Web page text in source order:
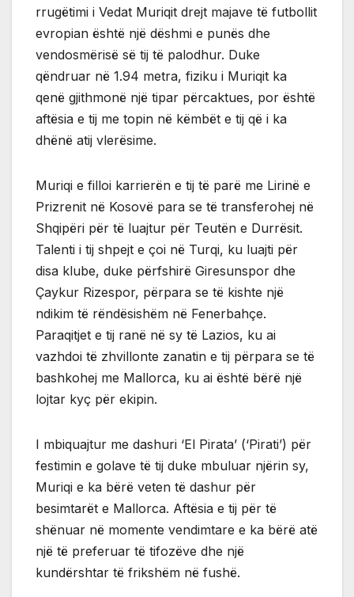
rrugëtimi i Vedat Muriqit drejt majave të futbollit
evropian është një dëshmi e punës dhe
vendosmërisë së tij të palodhur. Duke
qëndruar në 1.94 metra, fiziku i Muriqit ka
qenë gjithmonë një tipar përcaktues, por është
aftësia e tij me topin në këmbët e tij që i ka
dhënë atij vlerësime.
Muriqi e filloi karrierën e tij të parë me Lirinë e
Prizrenit në Kosovë para se të transferohej në
Shqipëri për të luajtur për Teutën e Durrësit.
Talenti i tij shpejt e çoi në Turqi, ku luajti për
disa klube, duke përfshirë Giresunspor dhe
Çaykur Rizespor, përpara se të kishte një
ndikim të rëndësishëm në Fenerbahçe.
Paraqitjet e tij ranë në sy të Lazios, ku ai
vazhdoi të zhvillonte zanatin e tij përpara se të
bashkohej me Mallorca, ku ai është bërë një
lojtar kyç për ekipin.
I mbiquajtur me dashuri ‘El Pirata’ (‘Pirati’) për
festimin e golave të tij duke mbuluar njërin sy,
Muriqi e ka bërë veten të dashur për
besimtarët e Mallorca. Aftësia e tij për të
shënuar në momente vendimtare e ka bërë atë
një të preferuar të tifozëve dhe një
kundërshtar të frikshëm në fushë.